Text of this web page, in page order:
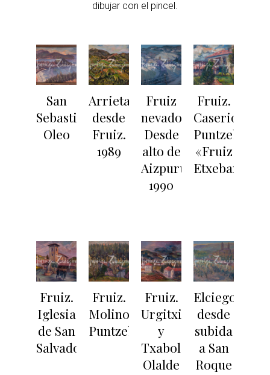
dibujar con el pincel.
San
Sebastian.
Oleo
Arrieta
desde
Fruiz.
1989
Fruiz
nevado.
Desde
alto de
Aizpuru.
1990
Fruiz.
Caserio
Puntzebarri.
«Fruiz
Etxebarria»
Fruiz.
Iglesia
de San
Salvador
Fruiz.
Molino
Puntzebarri
Fruiz.
Urgitxi
y
Txabolas.
Olalde
Elciego
desde
subida
a San
Roque